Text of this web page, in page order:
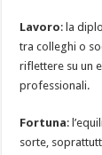
Lavoro: la
tra colleghi o
riflettere su un
professionali.
Fortuna:
sorte,